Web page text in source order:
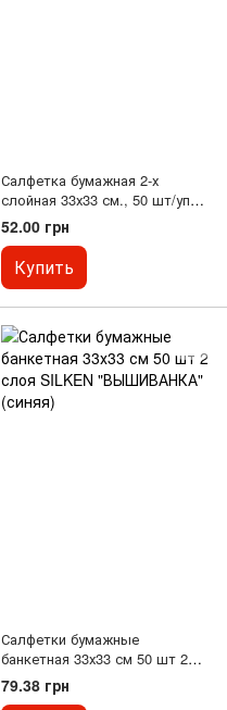
Салфетка бумажная 2-х
слойная 33х33 см., 50 шт/уп
белая Silpak
52.00 грн
Купить
Салфетки бумажные
банкетная 33х33 см 50 шт 2
слоя SILKEN "ВЫШИВАНКА"
(синяя)
79.38 грн